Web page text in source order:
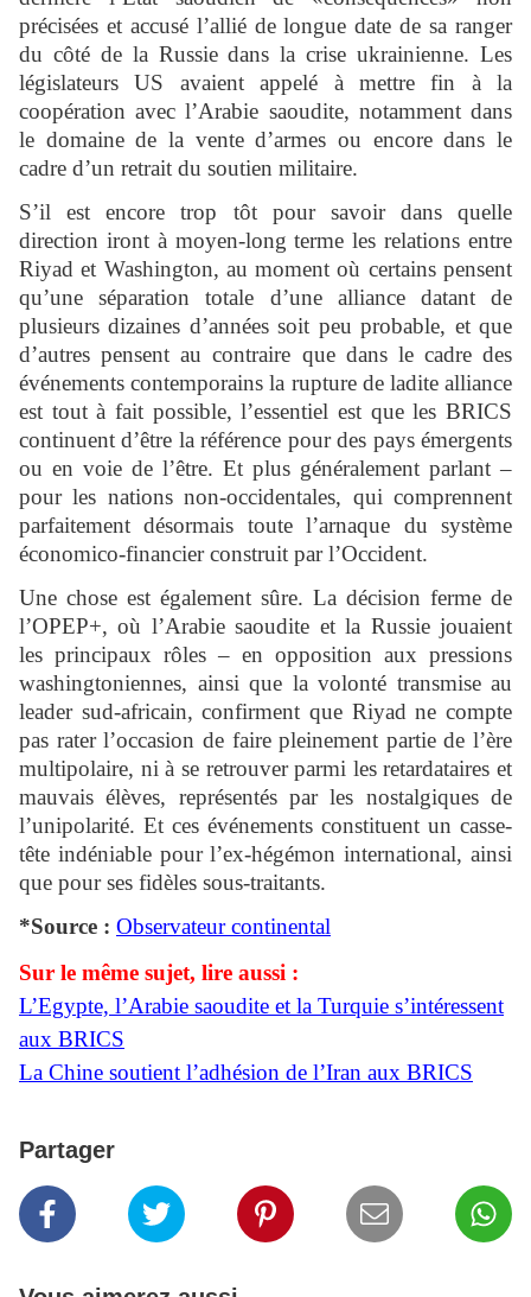
précisées et accusé l’allié de longue date de sa ranger
du côté de la Russie dans la crise ukrainienne. Les
législateurs US avaient appelé à mettre fin à la
coopération avec l’Arabie saoudite, notamment dans
le domaine de la vente d’armes ou encore dans le
cadre d’un retrait du soutien militaire.
S’il est encore trop tôt pour savoir dans quelle
direction iront à moyen-long terme les relations entre
Riyad et Washington, au moment où certains pensent
qu’une séparation totale d’une alliance datant de
plusieurs dizaines d’années soit peu probable, et que
d’autres pensent au contraire que dans le cadre des
événements contemporains la rupture de ladite alliance
est tout à fait possible, l’essentiel est que les BRICS
continuent d’être la référence pour des pays émergents
ou en voie de l’être. Et plus généralement parlant –
pour les nations non-occidentales, qui comprennent
parfaitement désormais toute l’arnaque du système
économico-financier construit par l’Occident.
Une chose est également sûre. La décision ferme de
l’OPEP+, où l’Arabie saoudite et la Russie jouaient
les principaux rôles – en opposition aux pressions
washingtoniennes, ainsi que la volonté transmise au
leader sud-africain, confirment que Riyad ne compte
pas rater l’occasion de faire pleinement partie de l’ère
multipolaire, ni à se retrouver parmi les retardataires et
mauvais élèves, représentés par les nostalgiques de
l’unipolarité. Et ces événements constituent un casse-
tête indéniable pour l’ex-hégémon international, ainsi
que pour ses fidèles sous-traitants.
*Source : Observateur continental
Sur le même sujet, lire aussi :
L’Egypte, l’Arabie saoudite et la Turquie s’intéressent
aux BRICS
La Chine soutient l’adhésion de l’Iran aux BRICS
Partager